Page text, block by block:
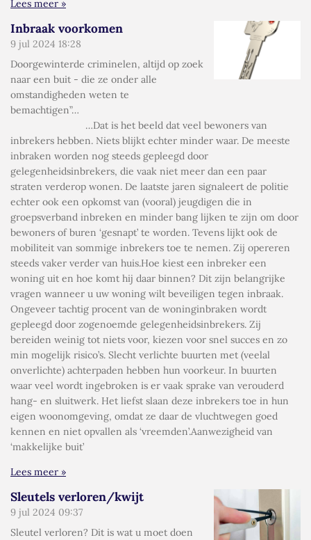
Lees meer »
Inbraak voorkomen
9 jul 2024 18:28
Doorgewinterde criminelen, altijd op zoek
naar een buit - die ze onder alle
omstandigheden weten te
bemachtigen”…
…Dat is het beeld dat veel bewoners van
inbrekers hebben. Niets blijkt echter minder waar. De meeste
inbraken worden nog steeds gepleegd door
gelegenheidsinbrekers, die vaak niet meer dan een paar
straten verderop wonen. De laatste jaren signaleert de politie
echter ook een opkomst van (vooral) jeugdigen die in
groepsverband inbreken en minder bang lijken te zijn om door
bewoners of buren ‘gesnapt’ te worden. Tevens lijkt ook de
mobiliteit van sommige inbrekers toe te nemen. Zij opereren
steeds vaker verder van huis.Hoe kiest een inbreker een
woning uit en hoe komt hij daar binnen? Dit zijn belangrijke
vragen wanneer u uw woning wilt beveiligen tegen inbraak.
Ongeveer tachtig procent van de woninginbraken wordt
gepleegd door zogenoemde gelegenheidsinbrekers. Zij
bereiden weinig tot niets voor, kiezen voor snel succes en zo
min mogelijk risico’s. Slecht verlichte buurten met (veelal
onverlichte) achterpaden hebben hun voorkeur. In buurten
waar veel wordt ingebroken is er vaak sprake van verouderd
hang- en sluitwerk. Het liefst slaan deze inbrekers toe in hun
eigen woonomgeving, omdat ze daar de vluchtwegen goed
kennen en niet opvallen als ‘vreemden’.Aanwezigheid van
‘makkelijke buit’
Lees meer »
Sleutels verloren/kwijt
9 jul 2024 09:37
Sleutel verloren? Dit is wat u moet doen